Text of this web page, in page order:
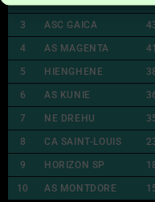
3 ASC GAICA
4 AS MAGENTA 41
5 HIENGHENE
6 AS KUNIE
7 NE DREHU
8 CA SAINT-LOUIS
9 HORIZON SP
10 AS MONTDORE